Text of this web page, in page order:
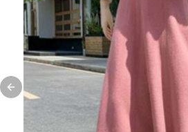
Previous slide